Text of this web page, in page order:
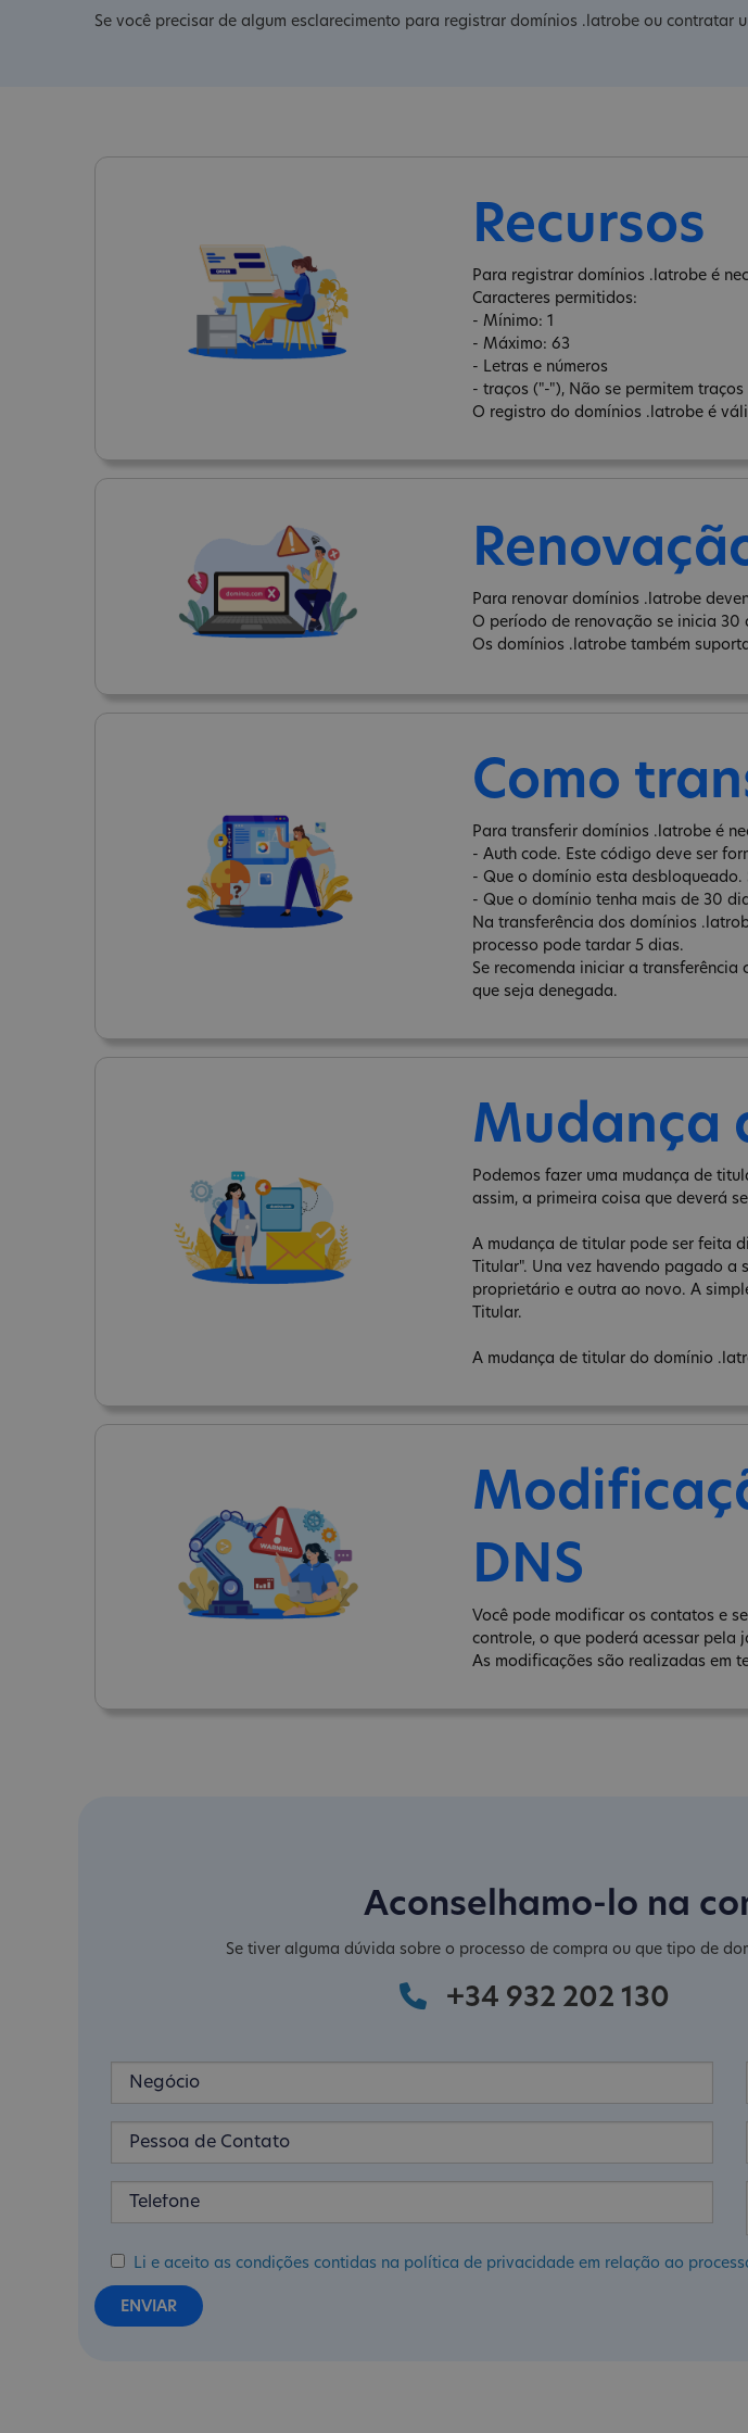
Se você precisar de algum esclarecimento para registrar domínios .latrobe ou contratar
Recursos
Para registrar domínios .latrobe é
Caracteres permitidos:
- Mínimo: 1
- Máximo: 63
- Letras e números
- traços ("-"), Não se permitem
O registro do domínios .latrobe é
Para renovar domínios .latrobe
O período de renovação se inicia
Os domínios .latrobe também
Como
Para transferir domínios .latrobe é
- Auth code. Este código deve ser
- Que o domínio esta
- Que o domínio tenha mais de 30
Na transferência dos domínios
processo pode tardar 5 dias.
Se recomenda iniciar a
que seja denegada.
Mudança
Podemos fazer uma mudança de
assim, a primeira coisa que deverá
A mudança de titular pode ser feita
Titular". Una vez havendo pagado a
proprietário e outra ao novo. A
Titular.
A mudança de titular do domínio
DNS
Você pode modificar os contatos e
controle, o que poderá acessar pela
As modificações são realizadas em
Aconselhamo-lo na
Se tiver alguma dúvida sobre o processo de compra ou que tipo de
+34 932 202 130
Li e aceito as condições contidas na política de privacidade em relação ao